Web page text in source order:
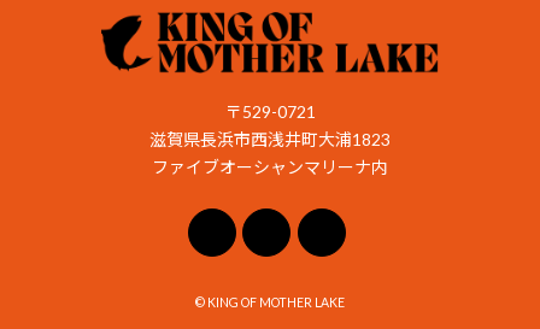
〒529-0721
滋賀県長浜市西浅井町大浦1823
ファイブオーシャンマリーナ内
© KING OF MOTHER LAKE